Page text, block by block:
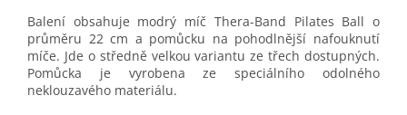
Balení obsahuje modrý míč Thera-Band Pilates Ball o
průměru 22 cm a pomůcku na pohodlnější nafouknutí
míče. Jde o středně velkou variantu ze třech dostupných.
Pomůcka je vyrobena ze speciálního odolného
neklouzavého materiálu.